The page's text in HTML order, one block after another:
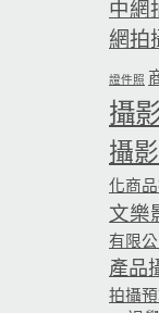
中網
網拍
證件照
攝
攝影
化商
文樂
有限
產品
拍攝